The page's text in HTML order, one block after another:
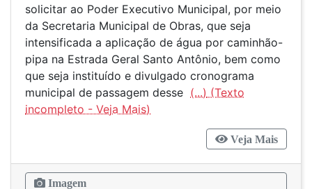
solicitar ao Poder Executivo Municipal, por meio
da Secretaria Municipal de Obras, que seja
intensificada a aplicação de água por caminhão-
pipa na Estrada Geral Santo Antônio, bem como
que seja instituído e divulgado cronograma
municipal de passagem desse (...)
Veja Mais
Imagem